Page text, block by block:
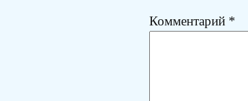
Комментарий *